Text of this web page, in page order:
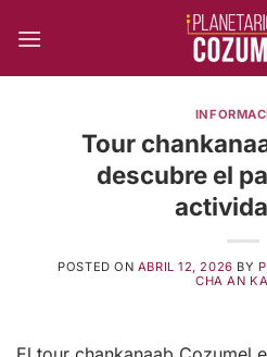
Tour
descubre el
POSTED ON ABRIL 12, 2026 BY
CHA AN